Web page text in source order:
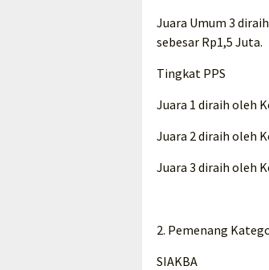
Juara Umum 3
sebesar Rp1,5 Juta.
Tingkat PPS
Juara 1 diraih oleh
Juara 2 diraih oleh
Juara 3 diraih oleh
2. Pemenang
SIAKBA